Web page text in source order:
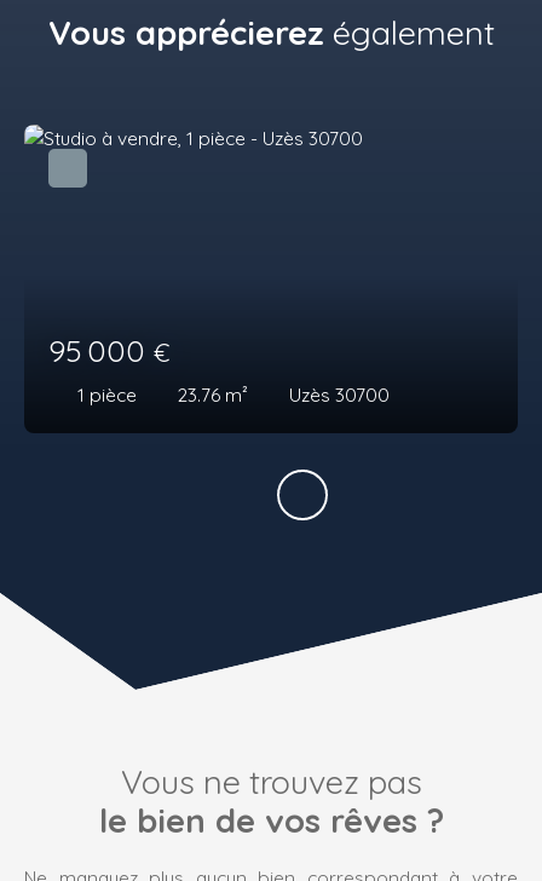
Vous apprécierez également
95 000 €
1 pièce 23.76 m² Uzès 30700
Vous ne trouvez pas
le bien de vos rêves ?